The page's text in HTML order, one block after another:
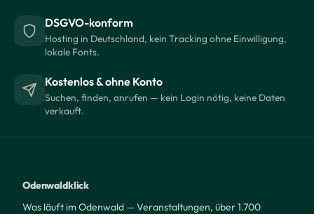
DSGVO-konform
Hosting in Deutschland, kein Tracking ohne Einwilligung,
lokale Fonts.
Kostenlos & ohne Konto
Suchen, finden, anrufen — kein Login nötig, keine Daten
verkauft.
Odenwaldklick
Was läuft im Odenwald — Veranstaltungen, über 1.700